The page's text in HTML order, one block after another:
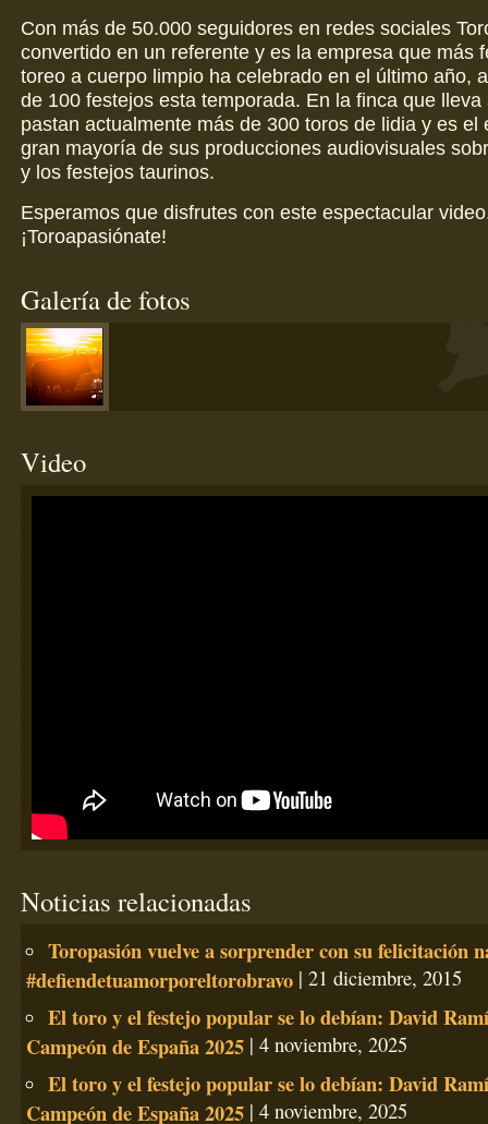
Con más de 50.000 seguidores en redes sociales
convertido en un referente y es la empresa que más
toreo a cuerpo limpio ha celebrado en el último año,
de 100 festejos esta temporada. En la finca que lleva
pastan actualmente más de 300 toros de lidia y es el
gran mayoría de sus producciones audiovisuales
y los festejos taurinos.
Esperamos que disfrutes con este espectacular
¡Toroapasiónate!
Galería de fotos
Video
Noticias relacionadas
Toropasión vuelve a sorprender con su felicitación
#defiendetuamorporeltorobravo| 21 diciembre, 2015
El toro y el festejo popular se lo debían: David
Campeón de España 2025| 4 noviembre, 2025
El toro y el festejo popular se lo debían: David
Campeón de España 2025| 4 noviembre, 2025